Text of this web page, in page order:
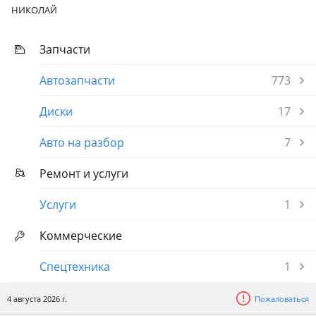
НИКОЛАЙ
Запчасти
Автозапчасти
773
Диски
17
Авто на разбор
7
Ремонт и услуги
Услуги
1
Коммерческие
Спецтехника
1
4 августа 2026 г. Пожаловаться